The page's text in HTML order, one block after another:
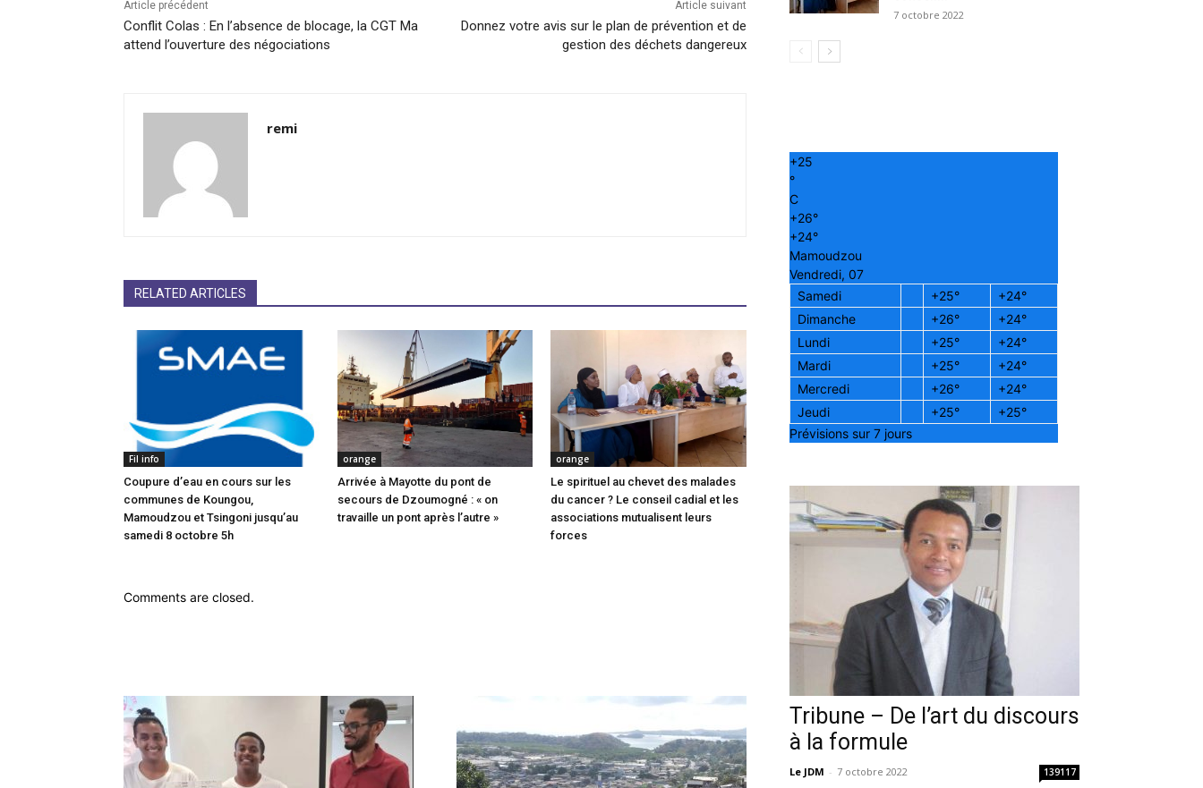
Article précédent
Conflit Colas : En l’absence de blocage, la CGT Ma
attend l’ouverture des négociations
Article suivant
Donnez votre avis sur le plan de prévention et de
gestion des déchets dangereux
remi
RELATED ARTICLES
Fil info
Coupure d’eau en cours sur les
communes de Koungou,
Mamoudzou et Tsingoni jusqu’au
samedi 8 octobre 5h
orange
Arrivée à Mayotte du pont de
secours de Dzoumogné : « on
travaille un pont après l’autre »
orange
Le spirituel au chevet des malades
du cancer ? Le conseil cadial et les
associations mutualisent leurs
forces
Comments are closed.
7 octobre 2022
+25
°
C
+26°
+24°
Mamoudzou
Vendredi, 07
Samedi
+25° +24°
Dimanche
+26° +24°
Lundi
+25° +24°
Mardi
+25° +24°
Mercredi
+26° +24°
Jeudi
+25° +25°
Prévisions sur 7 jours
Tribune – De l’art du discours
à la formule
Le JDM - 7 octobre 2022 139117